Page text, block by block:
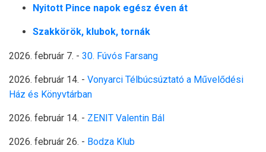
Nyitott Pince napok egész éven át
Szakkörök, klubok, tornák
2026. február 7. - 30. Fúvós Farsang
2026. február 14. - Vonyarci Télbúcsúztató a Művelődési
Ház és Könyvtárban
2026. február 14. - ZENIT Valentin Bál
2026. február 26. - Bodza Klub